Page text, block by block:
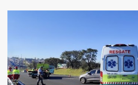
proximidades. Ainda conforme o
que, ao receber a entrega, voltou a ser
baixo calão e insultos. Ela informou à
sozinha e que se sentiu ameaçada,